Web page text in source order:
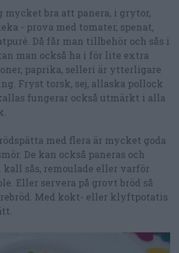
mycket bra att panera, i grytor,
- prova med tomater, spenat,
Då får man tillbehör och sås i
man också ha i för lite extra
paprika, selleri är ytterligare
Fryst torsk, sej, allaska pollock
fungerar också utmärkt i alla
med flera är mycket goda
De kan också paneras och
kall sås, remoulade eller varför
Eller servera på grovt bröd så
Med kokt- eller klyftpotatis